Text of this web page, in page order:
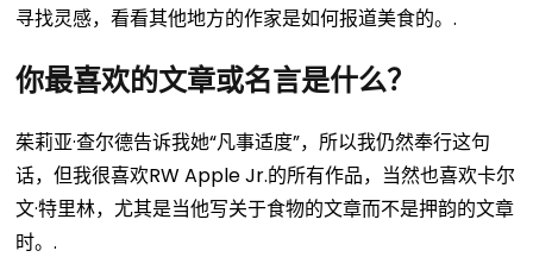
寻找灵感，看看其他地方的作家是如何报道美食的。.
你最喜欢的文章或名言是什么？
茱莉亚·查尔德告诉我她“凡事适度”，所以我仍然奉行这句
话，但我很喜欢RW Apple Jr.的所有作品，当然也喜欢卡尔
文·特里林，尤其是当他写关于食物的文章而不是押韵的文章
时。.